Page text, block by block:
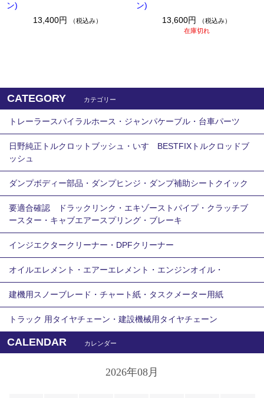
ン)
13,400円
（税込み）
ン)
13,600円
（税込み）
在庫切れ
CATEGORY カテゴリー
トレーラースパイラルホース・ジャンパケーブル・台車パーツ
日野純正トルクロットブッシュ・いすゞBESTFIXトルクロッドブ
ッシュ
ダンプボディー部品・ダンプヒンジ・ダンプ補助シートクイック
要適合確認 ドラックリンク・エキゾーストパイプ・クラッチブ
ースター・キャブエアースプリング・ブレーキ
インジエクタークリーナー・DPFクリーナー
オイルエレメント・エアーエレメント・エンジンオイル・
建機用スノーブレード・チャート紙・タスクメーター用紙
トラック 用タイヤチェーン・建設機械用タイヤチェーン
CALENDAR カレンダー
2026年08月